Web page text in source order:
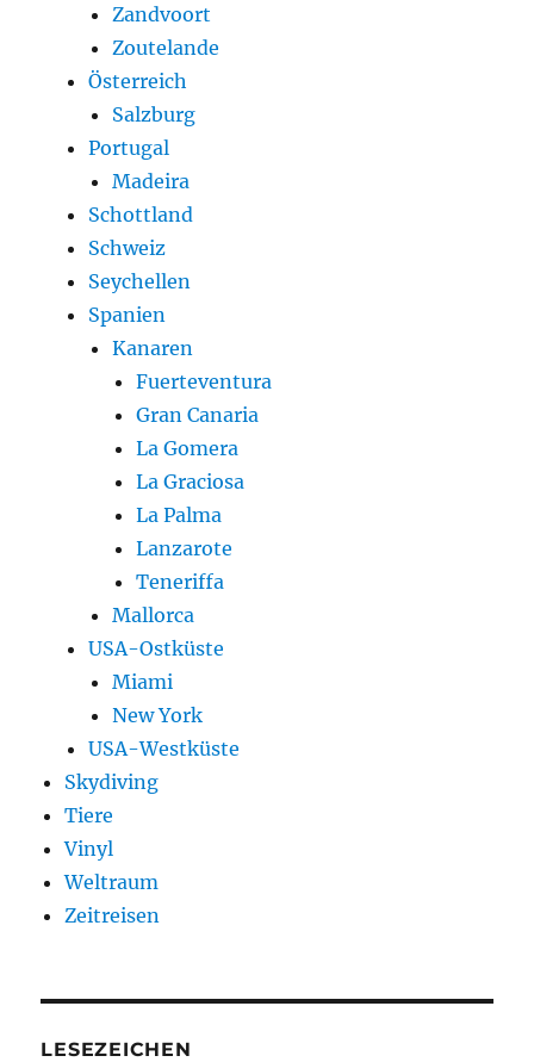
Zandvoort
Zoutelande
Österreich
Salzburg
Portugal
Madeira
Schottland
Schweiz
Seychellen
Spanien
Kanaren
Fuerteventura
Gran Canaria
La Gomera
La Graciosa
La Palma
Lanzarote
Teneriffa
Mallorca
USA-Ostküste
Miami
New York
USA-Westküste
Skydiving
Tiere
Vinyl
Weltraum
Zeitreisen
LESEZEICHEN